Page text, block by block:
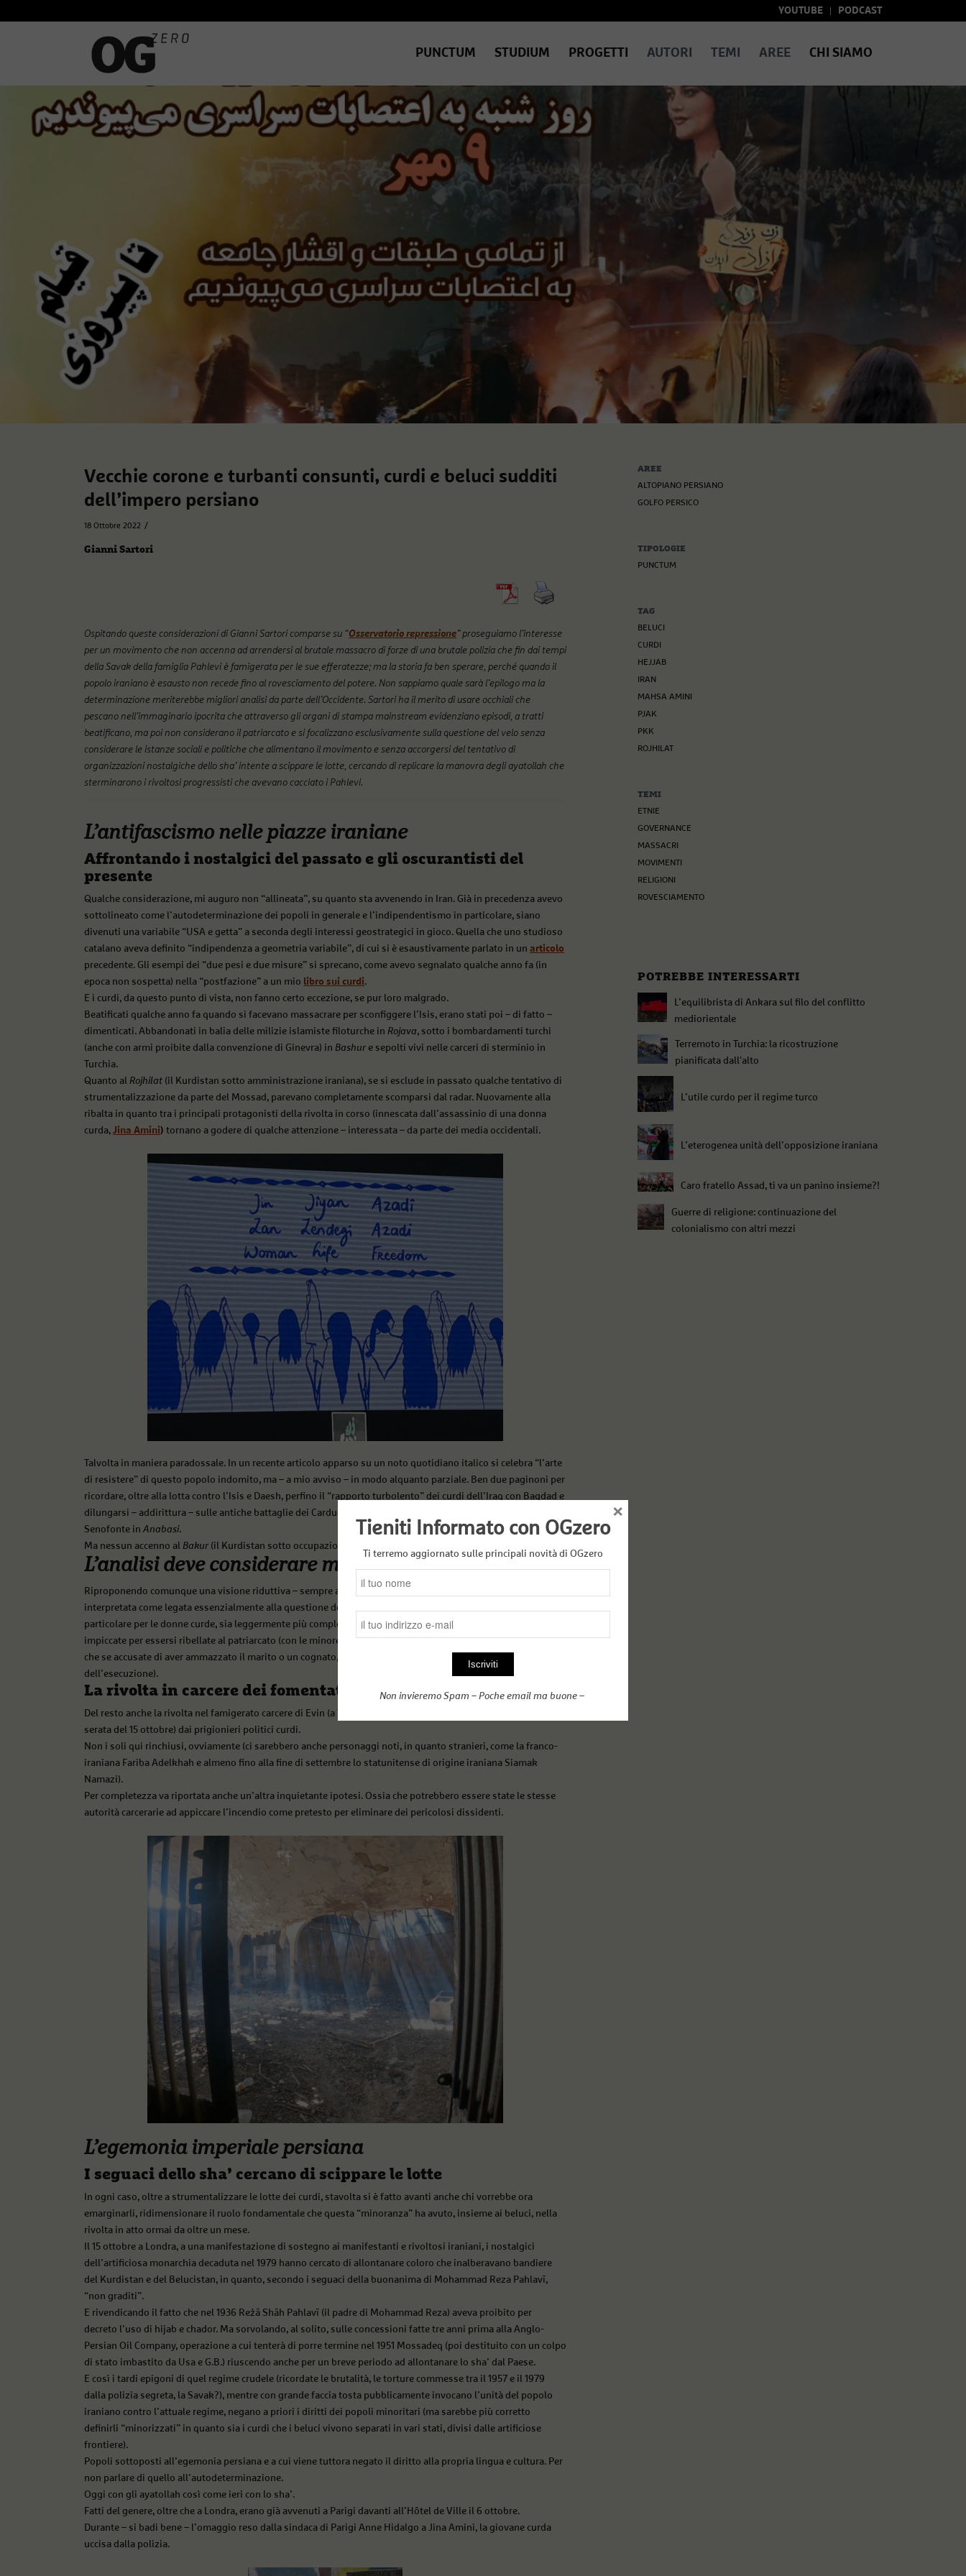
YOUTUBE PODCAST
PUNCTUM STUDIUM PROGETTI AUTORI TEMI AREE CHI SIAMO
Vecchie corone e turbanti consunti, curdi e beluci sudditi
dell’impero persiano
18 Ottobre 2022 /
Gianni Sartori
Ospitando queste considerazioni di Gianni Sartori comparse su “Osservatorio repressione” proseguiamo l’interesse
per un movimento che non accenna ad arrendersi al brutale massacro di forze di una brutale polizia che fin dai tempi
della Savak della famiglia Pahlevi è famigerata per le sue efferatezze; ma la storia fa ben sperare, perché quando il
popolo iraniano è esausto non recede fino al rovesciamento del potere. Non sappiamo quale sarà l’epilogo ma la
determinazione meriterebbe migliori analisi da parte dell’Occidente. Sartori ha il merito di usare occhiali che
pescano nell’immaginario ipocrita che attraverso gli organi di stampa mainstream evidenziano episodi, a tratti
beatificano, ma poi non considerano il patriarcato e si focalizzano esclusivamente sulla questione del velo senza
considerare le istanze sociali e politiche che alimentano il movimento e senza accorgersi del tentativo di
organizzazioni nostalgiche dello sha’ intente a scippare le lotte, cercando di replicare la manovra degli ayatollah che
sterminarono i rivoltosi progressisti che avevano cacciato i Pahlevi.
L’antifascismo nelle piazze iraniane
Affrontando i nostalgici del passato e gli oscurantisti del
presente
Qualche considerazione, mi auguro non “allineata”, su quanto sta avvenendo in Iran. Già in precedenza avevo
sottolineato come l’autodeterminazione dei popoli in generale e l’indipendentismo in particolare, siano
divenuti una variabile “USA e getta” a seconda degli interessi geostrategici in gioco. Quella che uno studioso
catalano aveva definito “indipendenza a geometria variabile”, di cui si è esaustivamente parlato in unarticolo
precedente. Gli esempi dei “due pesi e due misure” si sprecano, come avevo segnalato qualche anno fa (in
epoca non sospetta) nella “postfazione” a un mio libro sui curdi.
E i curdi, da questo punto di vista, non fanno certo eccezione, se pur loro malgrado.
Beatificati qualche anno fa quando si facevano massacrare per sconfiggere l’Isis, erano stati poi – di fatto –
dimenticati. Abbandonati in balia delle milizie islamiste filoturche in Rojava, sotto i bombardamenti turchi
(anche con armi proibite dalla convenzione di Ginevra) in Bashur e sepolti vivi nelle carceri di sterminio in
Turchia.
Quanto al Rojhilat (il Kurdistan sotto amministrazione iraniana), se si esclude in passato qualche tentativo di
strumentalizzazione da parte del Mossad, parevano completamente scomparsi dal radar. Nuovamente alla
ribalta in quanto tra i principali protagonisti della rivolta in corso (innescata dall’assassinio di una donna
curda,Jina Amini) tornano a godere di qualche attenzione – interessata – da parte dei media occidentali.
Talvolta in maniera paradossale. In un recente articolo apparso su un noto quotidiano italico si celebra “l’arte
di resistere” di questo popolo indomito, ma – a mio avviso – in modo alquanto parziale. Ben due paginoni per
ricordare, oltre alla lotta contro l’Isis e Daesh, perfino il “rapporto turbolento” dei curdi dell’Iraq con Bagdad e
dilungarsi – addirittura – sulle antiche battaglie dei Carduchi (probabili progenitori dei curdi) celebrate da
Senofonte inAnabasi.
Ma nessun accenno al Bakur (il Kurdistan sotto occupazione turca) o al “Mandela curdo” Ocalan.
L’analisi deve considerare molti aspetti
Riproponendo comunque una visione riduttiva – sempre a mio modesto avviso – dell’attuale crisi iraniana
interpretata come legata essenzialmente alla questione dell’
particolare per le donne curde, sia leggermente più complesso. Andarsi a rivedere le percentuali di donne
impiccate per essersi ribellate al patriarcato (con le minorenni – in genere vittime di matrimoni combinati –
che se accusate di aver ammazzato il marito o un cognato, rimangono in cella in attesa della maggiore età e
dell’esecuzione).
La rivolta in carcere dei fomentatori curdi
Del resto anche la rivolta nel famigerato carcere di Evin (a Teheran) sembrerebbe essere stata innescata (nella
serata del 15 ottobre) dai prigionieri politici curdi.
Non i soli qui rinchiusi, ovviamente (ci sarebbero anche personaggi noti, in quanto stranieri, come la franco-
iraniana Fariba Adelkhah e almeno fino alla fine di settembre lo statunitense di origine iraniana Siamak
Namazi).
Per completezza va riportata anche un’altra inquietante ipotesi. Ossia che potrebbero essere state le stesse
autorità carcerarie ad appiccare l’incendio come pretesto per eliminare dei pericolosi dissidenti.
L’egemonia imperiale persiana
I seguaci dello sha’ cercano di scippare le lotte
In ogni caso, oltre a strumentalizzare le lotte dei curdi, stavolta si è fatto avanti anche chi vorrebbe ora
emarginarli, ridimensionare il ruolo fondamentale che questa “minoranza” ha avuto, insieme ai beluci, nella
rivolta in atto ormai da oltre un mese.
Il 15 ottobre a Londra, a una manifestazione di sostegno ai manifestanti e rivoltosi iraniani, i nostalgici
dell’artificiosa monarchia decaduta nel 1979 hanno cercato di allontanare coloro che inalberavano bandiere
del Kurdistan e del Belucistan, in quanto, secondo i seguaci della buonanima di Mohammad Reza Pahlavī,
“non graditi”.
E rivendicando il fatto che nel 1936 Reżā Shāh Pahlavī (il padre di Mohammad Reza) aveva proibito per
decreto l’uso di hijab e chador. Ma sorvolando, al solito, sulle concessioni fatte tre anni prima alla Anglo-
Persian Oil Company, operazione a cui tenterà di porre termine nel 1951 Mossadeq (poi destituito con un colpo
di stato imbastito da Usa e G.B.) riuscendo anche per un breve periodo ad allontanare lo sha’ dal Paese.
E così i tardi epigoni di quel regime crudele (ricordate le brutalità, le torture commesse tra il 1957 e il 1979
dalla polizia segreta, la Savak?), mentre con grande faccia tosta pubblicamente invocano l’unità del popolo
iraniano contro l’attuale regime, negano a priori i diritti dei popoli minoritari (ma sarebbe più corretto
definirli “minorizzati” in quanto sia i curdi che i beluci vivono separati in vari stati, divisi dalle artificiose
frontiere).
Popoli sottoposti all’egemonia persiana e a cui viene tuttora negato il diritto alla propria lingua e cultura. Per
non parlare di quello all’autodeterminazione.
Oggi con gli ayatollah così come ieri con lo sha’.
Fatti del genere, oltre che a Londra, erano già avvenuti a Parigi davanti all’Hôtel de Ville il 6 ottobre.
Durante – si badi bene – l’omaggio reso dalla sindaca di Parigi Anne Hidalgo a Jina Amini, la giovane curda
uccisa dalla polizia.
AREE
ALTOPIANO PERSIANO
GOLFO PERSICO
TIPOLOGIE
PUNCTUM
TAG
BELUCI
CURDI
HEJJAB
IRAN
MAHSA AMINI
PJAK
PKK
ROJHILAT
TEMI
ETNIE
GOVERNANCE
MASSACRI
MOVIMENTI
RELIGIONI
ROVESCIAMENTO
POTREBBE INTERESSARTI
L’equilibrista di Ankara sul filo del conflitto
mediorientale
Terremoto in Turchia: la ricostruzione
pianificata dall'alto
L’utile curdo per il regime turco
L’eterogenea unità dell’opposizione iraniana
Caro fratello Assad, ti va un panino insieme?!
Guerre di religione: continuazione del
colonialismo con altri mezzi
Tieniti Informato con OGzero
Ti terremo aggiornato sulle principali novità di OGzero
Non invieremo Spam – Poche email ma buone –
×